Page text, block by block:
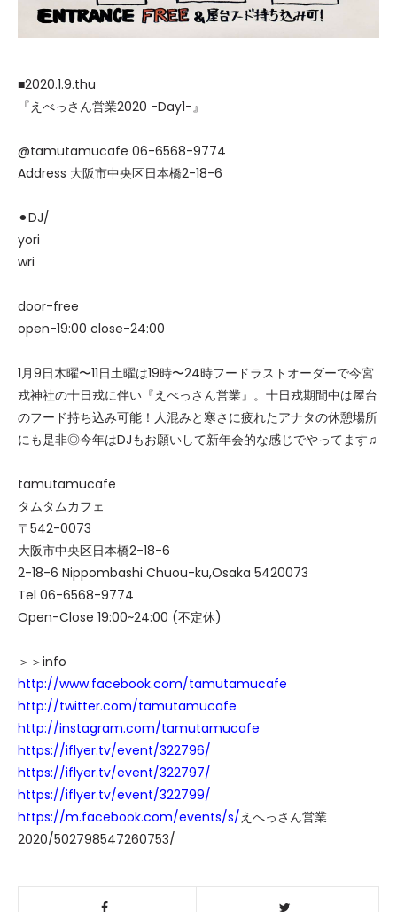
■2020.1.9.thu
『えべっさん営業2020 -Day1-』
@tamutamucafe 06-6568-9774
Address 大阪市中央区日本橋2-18-6
⚫︎DJ/
yori
wri
door-free
open-19:00 close-24:00
1月9日木曜〜11日土曜は19時〜24時フードラストオーダーで今宮
戎神社の十日戎に伴い『えべっさん営業』。十日戎期間中は屋台
のフード持ち込み可能！人混みと寒さに疲れたアナタの休憩場所
にも是非◎今年はDJもお願いして新年会的な感じでやってます♫
tamutamucafe
タムタムカフェ
〒542-0073
大阪市中央区日本橋2-18-6
2-18-6 Nippombashi Chuou-ku,Osaka 5420073
Tel 06-6568-9774
Open-Close 19:00~24:00 (不定休)
＞＞info
http://www.facebook.com/tamutamucafe
http://twitter.com/tamutamucafe
http://instagram.com/tamutamucafe
https://iflyer.tv/event/322796/
https://iflyer.tv/event/322797/
https://iflyer.tv/event/322799/
https://m.facebook.com/events/s/えへっさん営業
2020/502798547260753/